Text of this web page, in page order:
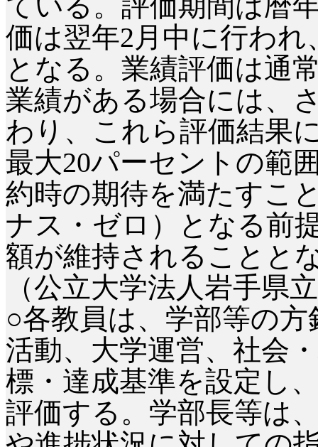
価は翌年2月中に行わ
となる。業績評価は通
業績がある場合には、
わり、これら評価結果
最大20パーセントの範
約時の期待を満たすこ
ナス・ゼロ）となる前
額が維持されることと
（公立大学法人岩手県
○各教員は、学部等の
活動、大学運営、社会
標・達成基準を設定し
評価する。学部長等は